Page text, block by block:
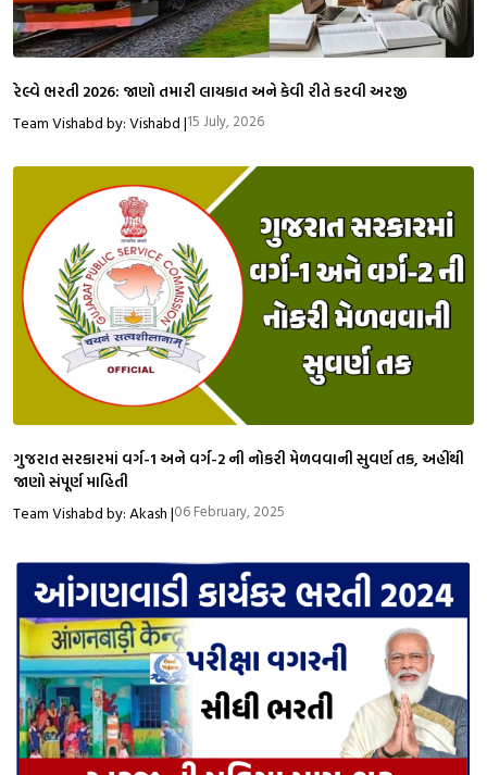
રેલ્વે ભરતી 2026: જાણો તમારી લાયકાત અને કેવી રીતે કરવી અરજી
Team Vishabd by: Vishabd |15 July, 2026
ગુજરાત સરકારમાં વર્ગ-1 અને વર્ગ-2 ની નોકરી મેળવવાની સુવર્ણ તક, અહીંથી
જાણો સંપૂર્ણ માહિતી
Team Vishabd by: Akash |06 February, 2025